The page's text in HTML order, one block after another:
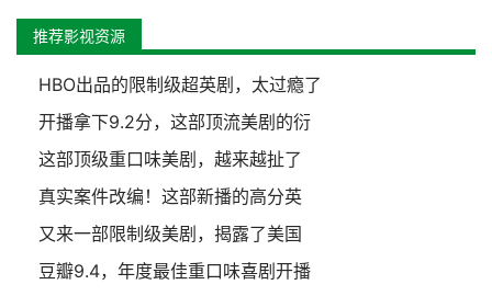
推荐影视资源
HBO出品的限制级超英剧，太过瘾了
开播拿下9.2分，这部顶流美剧的衍
这部顶级重口味美剧，越来越扯了
真实案件改编！这部新播的高分英
又来一部限制级美剧，揭露了美国
豆瓣9.4，年度最佳重口味喜剧开播